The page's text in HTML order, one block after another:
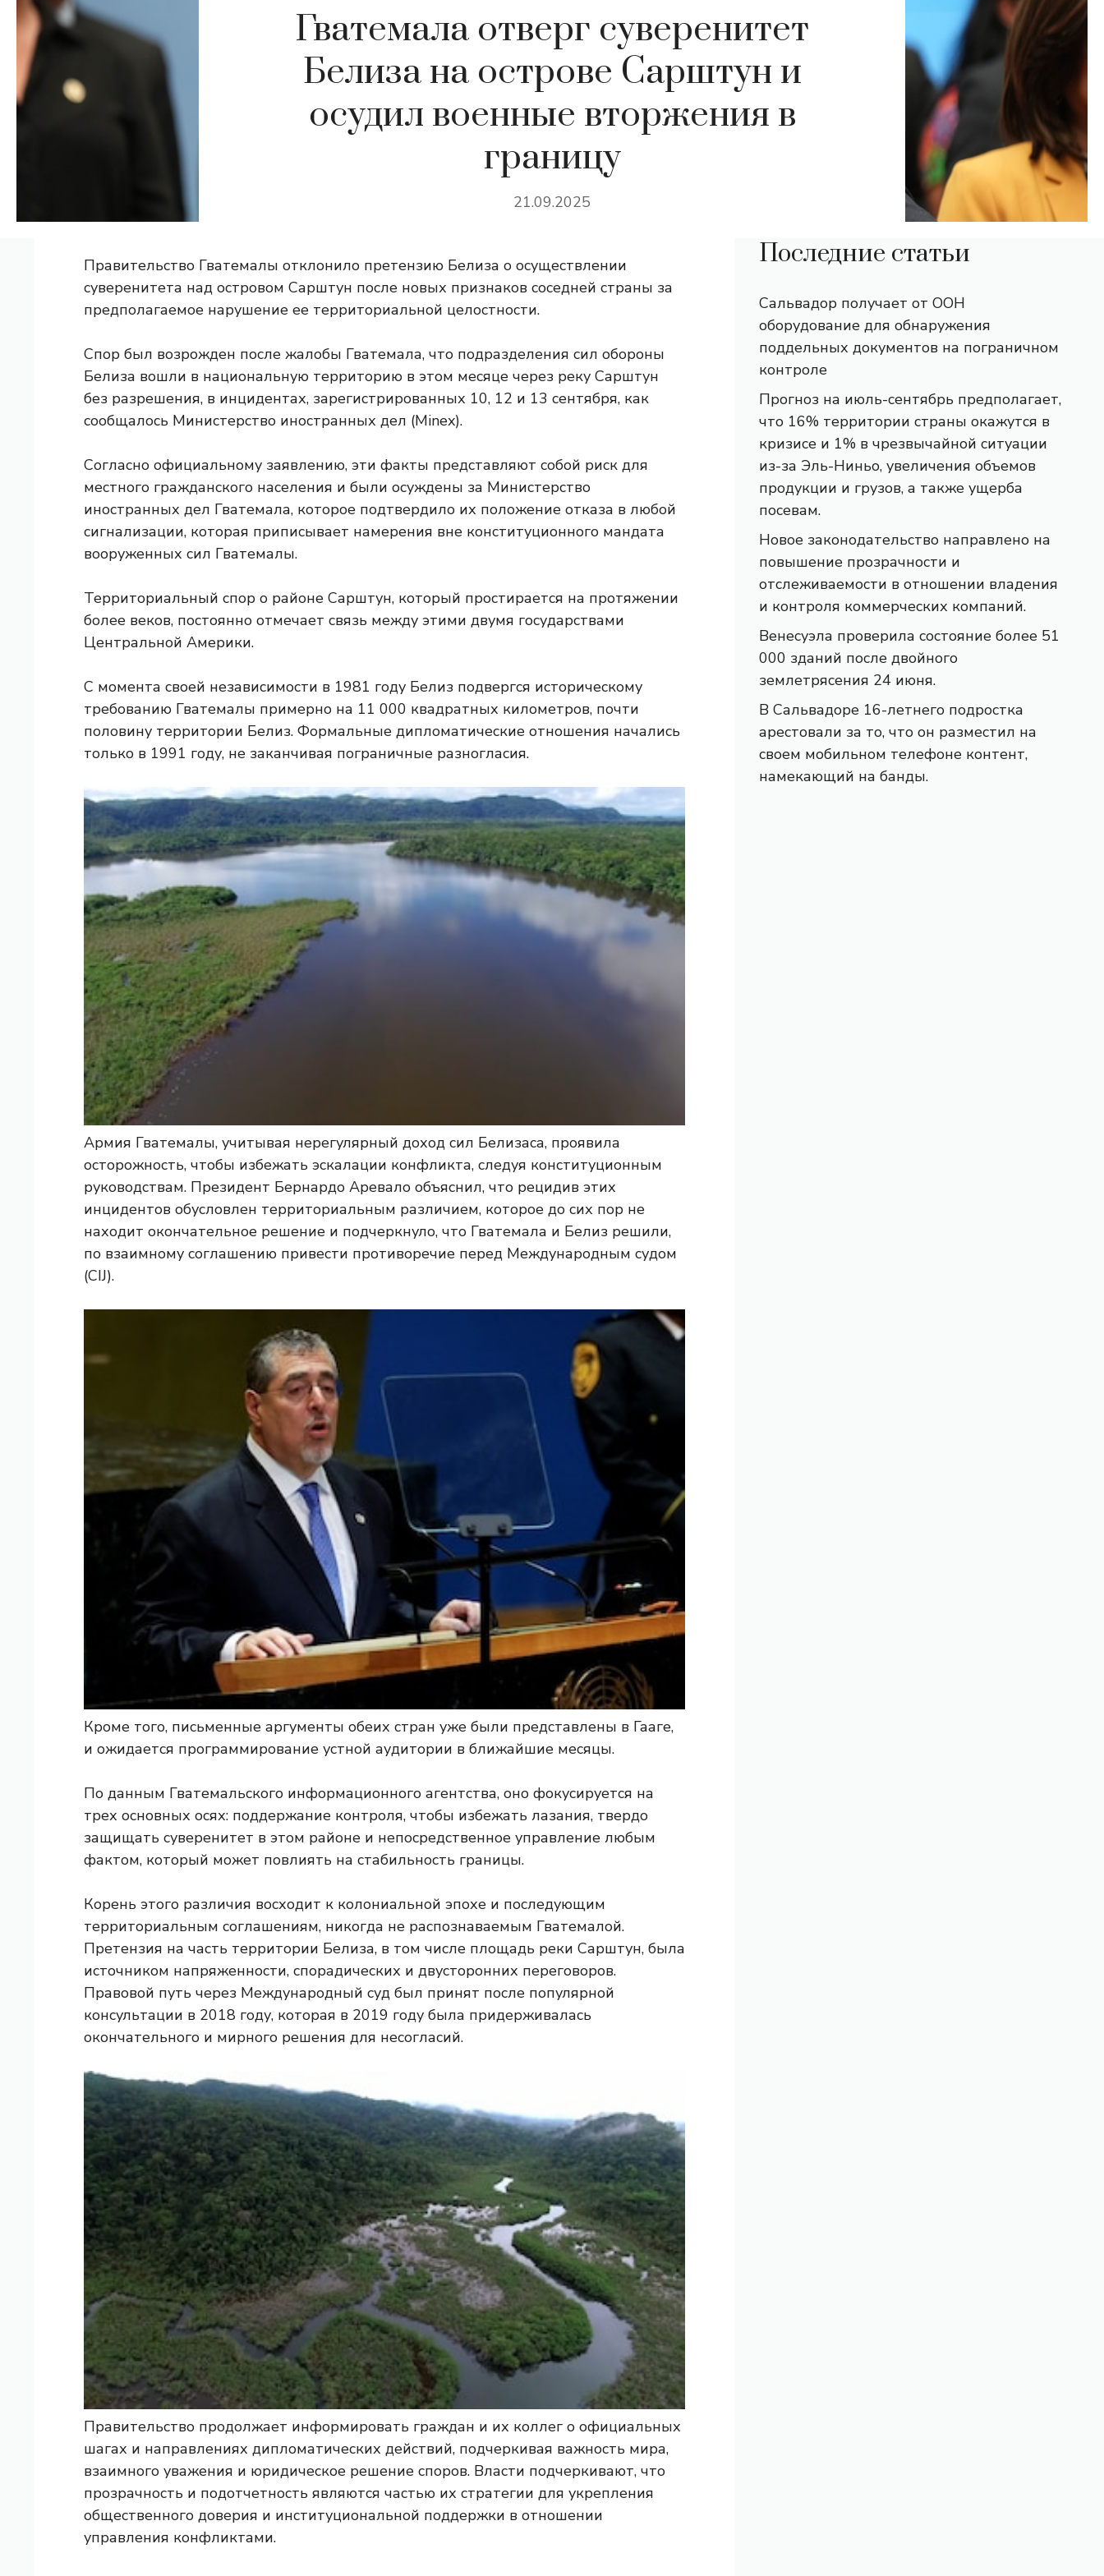
Гватемала отверг суверенитет
Белиза на острове Сарштун и
осудил военные вторжения в
границу
21.09.2025
Правительство Гватемалы отклонило претензию Белиза о осуществлении
суверенитета над островом Сарштун после новых признаков соседней страны за
предполагаемое нарушение ее территориальной целостности.
Спор был возрожден после жалобы Гватемала, что подразделения сил обороны
Белиза вошли в национальную территорию в этом месяце через реку Сарштун
без разрешения, в инцидентах, зарегистрированных 10, 12 и 13 сентября, как
сообщалось Министерство иностранных дел (Minex).
Согласно официальному заявлению, эти факты представляют собой риск для
местного гражданского населения и были осуждены за Министерство
иностранных дел Гватемала, которое подтвердило их положение отказа в любой
сигнализации, которая приписывает намерения вне конституционного мандата
вооруженных сил Гватемалы.
Территориальный спор о районе Сарштун, который простирается на протяжении
более веков, постоянно отмечает связь между этими двумя государствами
Центральной Америки.
С момента своей независимости в 1981 году Белиз подвергся историческому
требованию Гватемалы примерно на 11 000 квадратных километров, почти
половину территории Белиз. Формальные дипломатические отношения начались
только в 1991 году, не заканчивая пограничные разногласия.
Армия Гватемалы, учитывая нерегулярный доход сил Белизаса, проявила
осторожность, чтобы избежать эскалации конфликта, следуя конституционным
руководствам. Президент Бернардо Аревало объяснил, что рецидив этих
инцидентов обусловлен территориальным различием, которое до сих пор не
находит окончательное решение и подчеркнуло, что Гватемала и Белиз решили,
по взаимному соглашению привести противоречие перед Международным судом
(CIJ).
Кроме того, письменные аргументы обеих стран уже были представлены в Гааге,
и ожидается программирование устной аудитории в ближайшие месяцы.
По данным Гватемальского информационного агентства, оно фокусируется на
трех основных осях: поддержание контроля, чтобы избежать лазания, твердо
защищать суверенитет в этом районе и непосредственное управление любым
фактом, который может повлиять на стабильность границы.
Корень этого различия восходит к колониальной эпохе и последующим
территориальным соглашениям, никогда не распознаваемым Гватемалой.
Претензия на часть территории Белиза, в том числе площадь реки Сарштун, была
источником напряженности, спорадических и двусторонних переговоров.
Правовой путь через Международный суд был принят после популярной
консультации в 2018 году, которая в 2019 году была придерживалась
окончательного и мирного решения для несогласий.
Правительство продолжает информировать граждан и их коллег о официальных
шагах и направлениях дипломатических действий, подчеркивая важность мира,
взаимного уважения и юридическое решение споров. Власти подчеркивают, что
прозрачность и подотчетность являются частью их стратегии для укрепления
общественного доверия и институциональной поддержки в отношении
управления конфликтами.
Последние статьи
Сальвадор получает от ООН
оборудование для обнаружения
поддельных документов на пограничном
контроле
Прогноз на июль-сентябрь предполагает,
что 16% территории страны окажутся в
кризисе и 1% в чрезвычайной ситуации
из-за Эль-Ниньо, увеличения объемов
продукции и грузов, а также ущерба
посевам.
Новое законодательство направлено на
повышение прозрачности и
отслеживаемости в отношении владения
и контроля коммерческих компаний.
Венесуэла проверила состояние более 51
000 зданий после двойного
землетрясения 24 июня.
В Сальвадоре 16-летнего подростка
арестовали за то, что он разместил на
своем мобильном телефоне контент,
намекающий на банды.